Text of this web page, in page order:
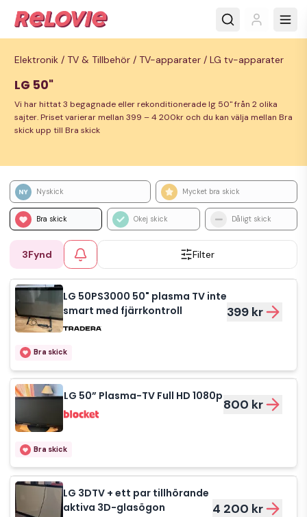
Elektronik / TV & Tillbehör / TV-apparater / LG tv-apparater
LG 50"
Vi har hittat 3 begagnade eller rekonditionerade lg 50" från 2 olika
sajter. Priset varierar mellan 399 – 4 200kr och du kan välja mellan Bra
skick upp till Bra skick
Nyskick Mycket bra skick
Bra skick Okej skick Dåligt skick
3Fynd Filter
LG 50PS3000 50" plasma TV inte
smart med fjärrkontroll
399 kr
Bra skick
LG 50” Plasma-TV Full HD 1080p
800 kr
Bra skick
LG 3DTV + ett par tillhörande
aktiva 3D-glasögon
4 200 kr